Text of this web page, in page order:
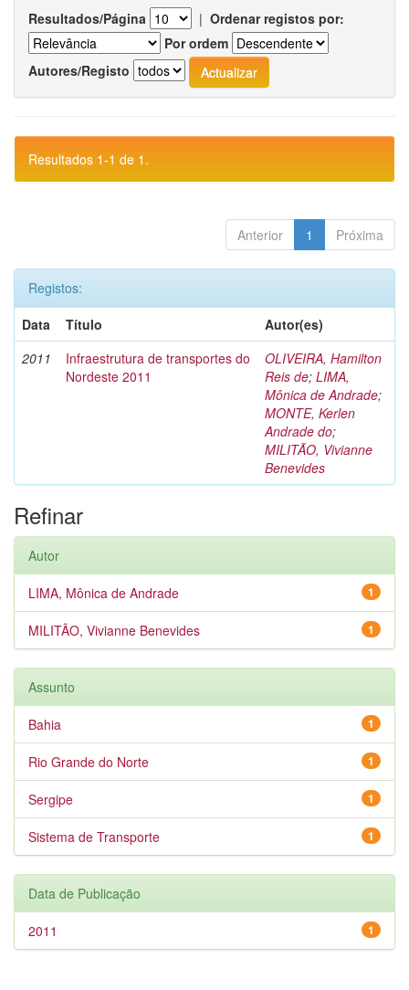
Resultados/Página | Ordenar registos por:
Por ordem
Autores/Registo
Resultados 1-1 de 1.
Anterior 1 Próxima
Registos:
Data
Título
Autor(es)
2011
Infraestrutura de transportes do
Nordeste 2011
OLIVEIRA, Hamilton
Reis de; LIMA,
Mônica de Andrade;
MONTE, Kerlen
Andrade do;
MILITÃO, Vivianne
Benevides
Refinar
Autor
1
LIMA, Mônica de Andrade
1
MILITÃO, Vivianne Benevides
Assunto
1
Bahia
1
Rio Grande do Norte
1
Sergipe
1
Sistema de Transporte
Data de Publicação
1
2011